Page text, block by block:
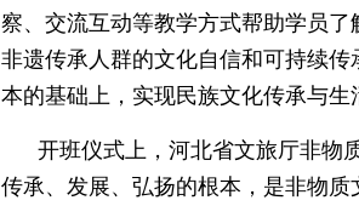
察、交流互动等教学方式帮助学员
非遗传承人群的文化自信和可持续
本的基础上，实现民族文化传承与生
开班仪式上，河北省文旅厅非物
传承、发展、弘扬的根本，是非物